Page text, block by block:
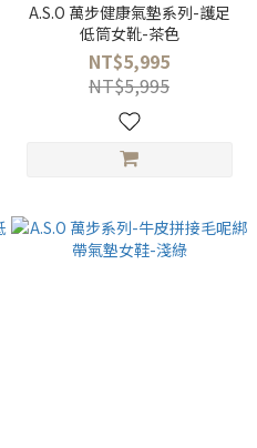
A.S.O 萬步健康氣墊系列-護足
低筒女靴-茶色
NT$5,995
NT$5,995